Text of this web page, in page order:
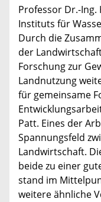
Professor Dr.-Ing.
Instituts für
Durch die
der
Forschung zur
Landnutzung
für gemeinsame
Patt. Eines der
Spannungsfeld
Landwirtschaft.
beide zu einer
stand im
weitere ähnliche